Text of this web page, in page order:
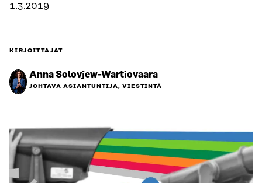
1.3.2019
KIRJOITTAJAT
Anna Solovjew-Wartiovaara
JOHTAVA ASIANTUNTIJA, VIESTINTÄ